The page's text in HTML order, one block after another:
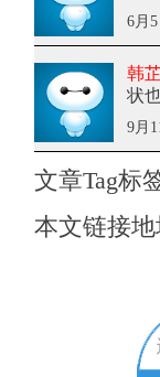
6月
韩
状
9月
文章Tag标
本文链接地